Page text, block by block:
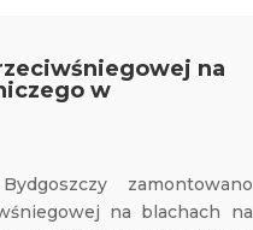
na
w
zamontowano
na blachach na